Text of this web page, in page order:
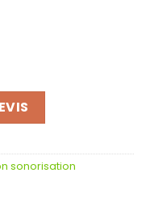
ALLEN & HEATH SQ-
sonorisation